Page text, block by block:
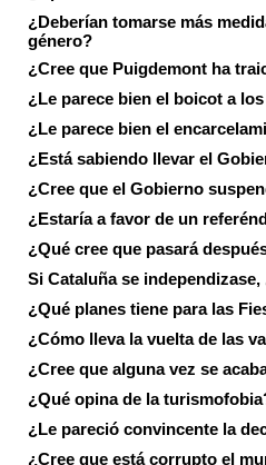
¿Deberían tomarse más
género?
¿Cree que Puigdemont ha
¿Le parece bien el boicot a
¿Le parece bien el
¿Está sabiendo llevar el
¿Cree que el Gobierno
¿Estaría a favor de un
¿Qué cree que pasará
Si Cataluña se
¿Qué planes tiene para las
¿Cómo lleva la vuelta de las
¿Cree que alguna vez se
¿Qué opina de la
¿Le pareció convincente la
¿Cree que está corrupto el